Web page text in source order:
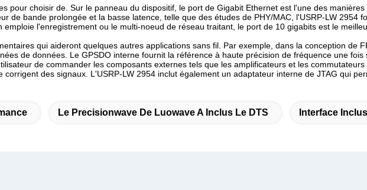
pour choisir de. Sur le panneau du dispositif, le port de Gigabit Ethernet est l'une des
de bande prolongée et la basse latence, telle que des études de PHY/MAC, l'USRP-LW 2954
l'enregistrement ou le multi-noeud de réseau traitant, le port de 10 gigabits est le
qui aideront quelques autres applications sans fil. Par exemple, dans la conception de
de données. Le GPSDO interne fournit la référence à haute précision de fréquence une
de commander les composants externes tels que les amplificateurs et les
des signaux. L'USRP-LW 2954 inclut également un adaptateur interne de JTAG qui
Le Precisionwave De Luowave A Inclus Le DTS Interface